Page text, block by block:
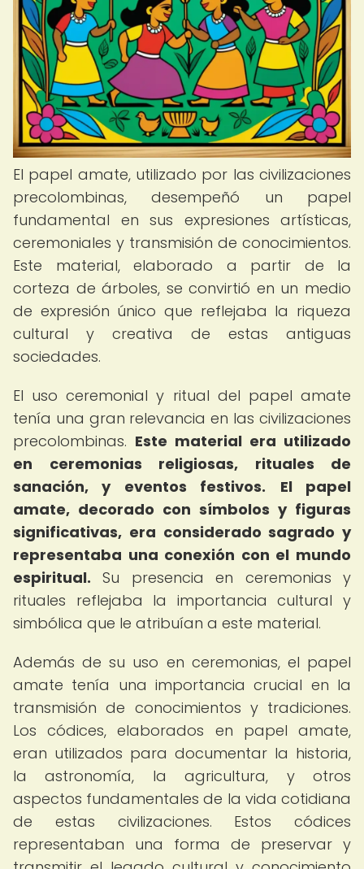
El papel amate, utilizado por las civilizaciones
precolombinas, desempeñó un papel
fundamental en sus expresiones artísticas,
ceremoniales y transmisión de conocimientos.
Este material, elaborado a partir de la
corteza de árboles, se convirtió en un medio
de expresión único que reflejaba la riqueza
cultural y creativa de estas antiguas
sociedades.
El uso ceremonial y ritual del papel amate
tenía una gran relevancia en las civilizaciones
precolombinas. Este material era utilizado
en ceremonias religiosas, rituales de
sanación, y eventos festivos.
El papel
amate, decorado con símbolos y figuras
significativas, era considerado sagrado y
representaba una conexión con el mundo
espiritual. Su presencia en ceremonias y
rituales reflejaba la importancia cultural y
simbólica que le atribuían a este material.
Además de su uso en ceremonias, el papel
amate tenía una importancia crucial en la
transmisión de conocimientos y tradiciones.
Los códices, elaborados en papel amate,
eran utilizados para documentar la historia,
la astronomía, la agricultura, y otros
aspectos fundamentales de la vida cotidiana
de estas civilizaciones. Estos códices
representaban una forma de preservar y